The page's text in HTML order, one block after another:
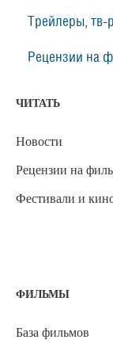
Трейлеры, тв-
Рецензии на
ЧИТАТЬ
Новости
Рецензии на
Фестивали и
ФИЛЬМЫ
База фильмов